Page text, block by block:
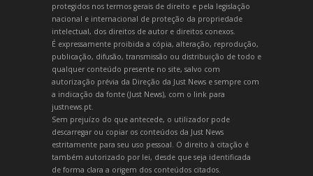
protegidos nos termos gerais de direito e pela legislação
nacional e internacional de proteção da propriedade
intelectual, dos direitos de autor e direitos conexos.
É expressamente proibida a cópia, alteração, reprodução,
publicação, difusão, transmissão ou distribuição de todo e
qualquer conteúdo presente no site, salvo com
autorização prévia da Direção da Just News e sempre com
a indicação da fonte (Just News), com o link para
justnews.pt.
Sem prejuízo do que antecede, o utilizador pode
descarregar ou copiar os conteúdos da Just News
estritamente para seu uso pessoal. O direito à citação é
também autorizado por lei, desde que seja identificada
de forma clara a origem dos conteúdos citados.